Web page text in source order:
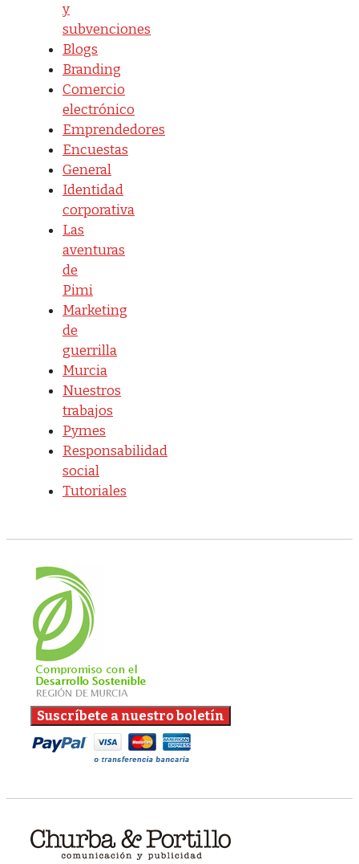
y
subvenciones
Blogs
Branding
Comercio
electrónico
Emprendedores
Encuestas
General
Identidad
corporativa
Las
aventuras
de
Pimi
Marketing
de
guerrilla
Murcia
Nuestros
trabajos
Pymes
Responsabilidad
social
Tutoriales